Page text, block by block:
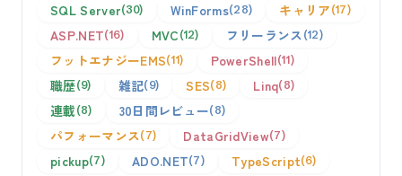
SQL Server 30 WinForms 28 キャリア 17
ASP.NET 16 MVC 12 フリーランス 12
フットエナジーEMS 11 PowerShell 11
職歴 9 雑記 9 SES 8 Linq 8
連載 8 30日間レビュー 8
パフォーマンス 7 DataGridView 7
pickup 7 ADO.NET 7 TypeScript 6